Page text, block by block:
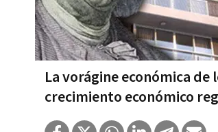
La vorágine económica
crecimiento económico